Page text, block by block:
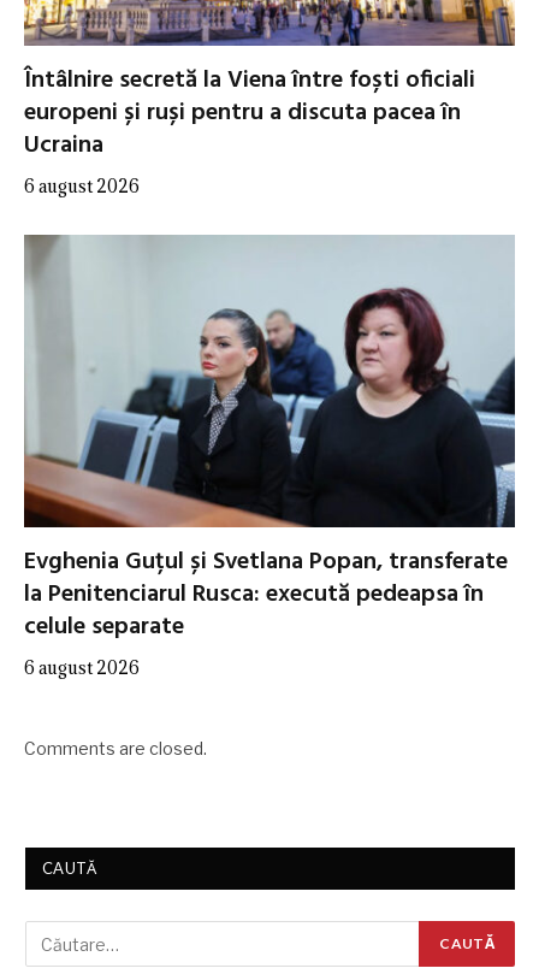
Întâlnire secretă la Viena între foști oficiali
europeni și ruși pentru a discuta pacea în
Ucraina
6 august 2026
Evghenia Guțul și Svetlana Popan, transferate
la Penitenciarul Rusca: execută pedeapsa în
celule separate
6 august 2026
Comments are closed.
CAUTĂ